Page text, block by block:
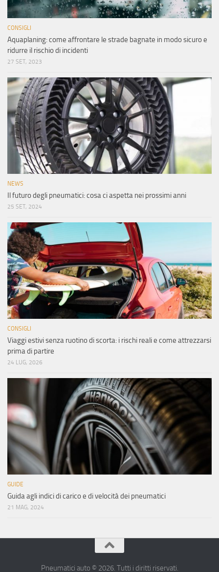
CONSIGLI
Aquaplaning: come affrontare le strade bagnate in modo sicuro e
ridurre il rischio di incidenti
27 SET, 2023
NEWS
Il futuro degli pneumatici: cosa ci aspetta nei prossimi anni
25 SET, 2024
CONSIGLI
Viaggi estivi senza ruotino di scorta: i rischi reali e come attrezzarsi
prima di partire
24 LUG, 2026
GUIDE
Guida agli indici di carico e di velocità dei pneumatici
21 MAG, 2024
Pneumatici auto © 2026. Tutti i diritti riservati.